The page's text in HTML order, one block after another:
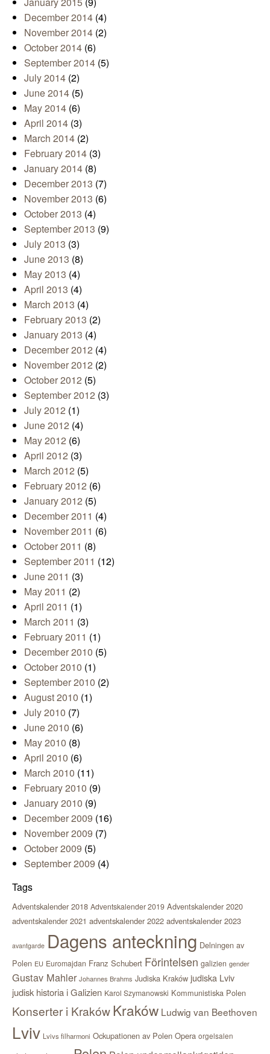
December 2014 (4)
November 2014 (2)
October 2014 (6)
September 2014 (5)
July 2014 (2)
June 2014 (5)
May 2014 (6)
April 2014 (3)
March 2014 (2)
February 2014 (3)
January 2014 (8)
December 2013 (7)
November 2013 (6)
October 2013 (4)
September 2013 (9)
July 2013 (3)
June 2013 (8)
May 2013 (4)
April 2013 (4)
March 2013 (4)
February 2013 (2)
January 2013 (4)
December 2012 (4)
November 2012 (2)
October 2012 (5)
September 2012 (3)
July 2012 (1)
June 2012 (4)
May 2012 (6)
April 2012 (3)
March 2012 (5)
February 2012 (6)
January 2012 (5)
December 2011 (4)
November 2011 (6)
October 2011 (8)
September 2011 (12)
June 2011 (3)
May 2011 (2)
April 2011 (1)
March 2011 (3)
February 2011 (1)
December 2010 (5)
October 2010 (1)
September 2010 (2)
August 2010 (1)
July 2010 (7)
June 2010 (6)
May 2010 (8)
April 2010 (6)
March 2010 (11)
February 2010 (9)
January 2010 (9)
December 2009 (16)
November 2009 (7)
October 2009 (5)
September 2009 (4)
Tags
Adventskalender 2018 Adventskalender 2019 Adventskalender 2020
adventskalender 2021 adventskalender 2022 adventskalender 2023
avantgarde Dagens anteckning Delningen av
Polen EU Euromajdan Franz Schubert Förintelsen galizien gender
Gustav Mahler Johannes Brahms Judiska Kraków judiska Lviv
judisk historia i Galizien Karol Szymanowski Kommunistiska Polen
Konserter i KrakówKraków Ludwig van Beethoven
Lviv Lvivs filharmoni Ockupationen av Polen Opera orgelsalen